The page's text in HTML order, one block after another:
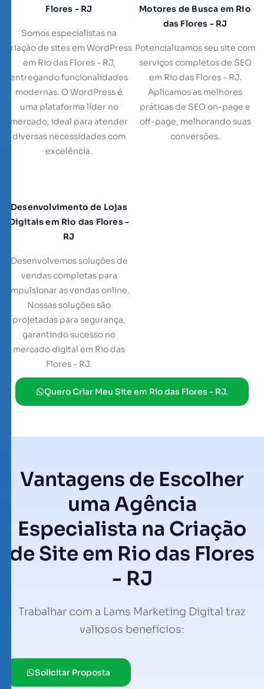
Flores - RJ
Somos especialistas na
criação de sites em WordPress
em Rio das Flores - RJ,
entregando funcionalidades
modernas. O WordPress é
uma plataforma líder no
mercado, ideal para atender
diversas necessidades com
excelência.
Motores de Busca em Rio
das Flores - RJ
Potencializamos seu site com
serviços completos de SEO
em Rio das Flores - RJ.
Aplicamos as melhores
práticas de SEO on-page e
off-page, melhorando suas
conversões.
Desenvolvimento de Lojas
Digitais em Rio das Flores -
RJ
Desenvolvemos soluções de
vendas completas para
impulsionar as vendas online.
Nossas soluções são
projetadas para segurança,
garantindo sucesso no
mercado digital em Rio das
Flores - RJ.
Quero Criar Meu Site em Rio das Flores - RJ.
Vantagens de Escolher
uma Agência
Especialista na Criação
de Site em Rio das Flores
- RJ
Trabalhar com a Lams Marketing Digital traz
valiosos benefícios:
Solicitar Proposta